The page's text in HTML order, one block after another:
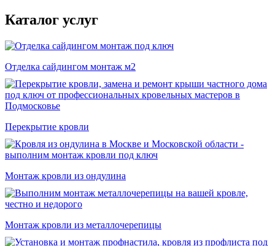
Каталог услуг
Отделка сайдингом монтаж м2
Перекрытие кровли
Монтаж кровли из ондулина
Монтаж кровли из металлочерепицы